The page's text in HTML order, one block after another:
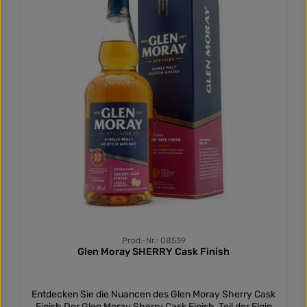
angenehm einladendes Bouquet. Geschmack: Beim
ersten Schluck entfaltet sich eine leichte malzige Süße,
begleitet von Nuancen von Buttertoffee, schwarzer
Johannisbeere und einem duftenden Hauch von
Zitronengras. Diese Kombination sorgt für ein
angenehmes und ausgewogenes
Geschmackserlebnis. Abgang: Der Abgang des Glen
Moray Classic ist warm mit karamellisierten
Zitrusfrüchten, die langsam verschwinden und subtile
Gewürznoten freilegen. Diese sanften Nuancen verleihen
dem Whisky einen eleganten Abschluss. Leicht, weich
und fruchtig ist der Glen Moray Classic der perfekte
Einstieg in die Welt des Single Malt Scotch Whiskys. Er
verkörpert die Aromen, für die Glen Moray und Speyside
weltweit geliebt werden. Zugänglich und leicht zu trinken,
reift der Classic von Glen Moray vollständig in
amerikanischen Eichenfässern und öffnet die Tür zur
Prod.-Nr.: 08539
Glen Moray SHERRY Cask Finish
Entdecken Sie die Nuancen des Glen Moray Sherry Cask